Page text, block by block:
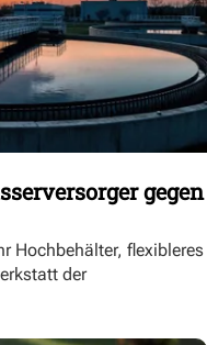
gegen
Hochbehälter, flexibleres
der